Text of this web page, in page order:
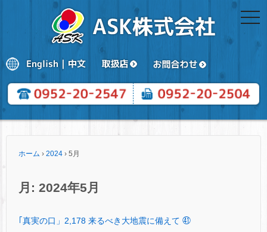
ホーム › 2024 › 5月
月: 2024年5月
｢真実の口」2,178 来るべき大地震に備えて ㊶